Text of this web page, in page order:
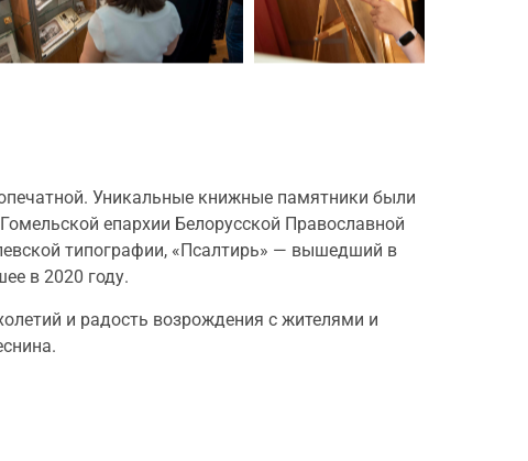
Уникальные книжные памятники были
епархии Белорусской Православной
типографии, «Псалтирь» — вышедший в
в 2020 году.
и радость возрождения с жителями и